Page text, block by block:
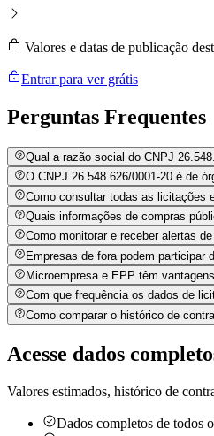
Valores e datas de publicação
Entrar para ver grátis
Perguntas Frequentes
Qual a razão social do CNPJ
O CNPJ 26.548.626/0001-20 é de
Como consultar todas as licitações
Quais informações de compras
Como monitorar e receber alertas
Empresas de fora podem participar
Microempresa e EPP têm
Com que frequência os dados de
Como comparar o histórico de
Acesse dados
Valores estimados, histórico de
Dados completos de todos